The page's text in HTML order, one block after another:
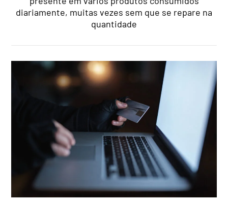
diariamente, muitas vezes sem que se repare na
quantidade